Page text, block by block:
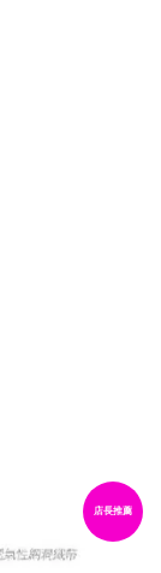
店長推薦